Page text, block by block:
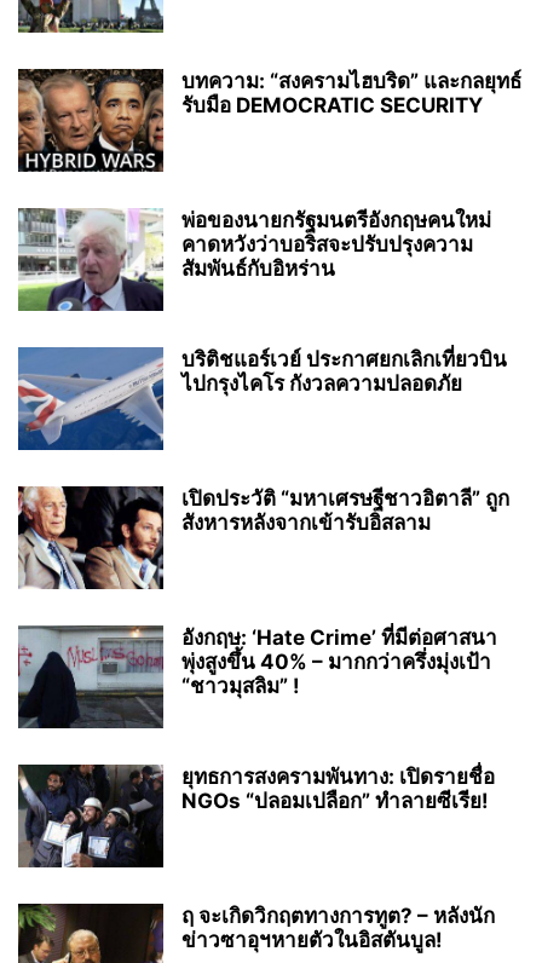
บทความ: “สงครามไฮบริด” และกลยุทธ์
รับมือ DEMOCRATIC SECURITY
พ่อของนายกรัฐมนตรีอังกฤษคนใหม่
คาดหวังว่าบอริสจะปรับปรุงความ
สัมพันธ์กับอิหร่าน
บริติชแอร์เวย์ ประกาศยกเลิกเที่ยวบิน
ไปกรุงไคโร กังวลความปลอดภัย
เปิดประวัติ “มหาเศรษฐีชาวอิตาลี” ถูก
สังหารหลังจากเข้ารับอิสลาม
อังกฤษ: ‘Hate Crime’ ที่มีต่อศาสนา
พุ่งสูงขึ้น 40% – มากกว่าครึ่งมุ่งเป้า
“ชาวมุสลิม” !
ยุทธการสงครามพันทาง: เปิดรายชื่อ
NGOs “ปลอมเปลือก” ทำลายซีเรีย!
ฤ จะเกิดวิกฤตทางการทูต? – หลังนัก
ข่าวซาอุฯหายตัวในอิสตันบูล!